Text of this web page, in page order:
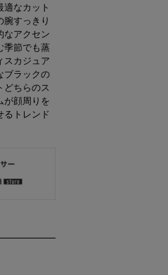
なカット
腕すっきり
なアクセン
季節でも蒸
スカジュア
ブラックの
どちらのス
が顔周りを
るトレンド